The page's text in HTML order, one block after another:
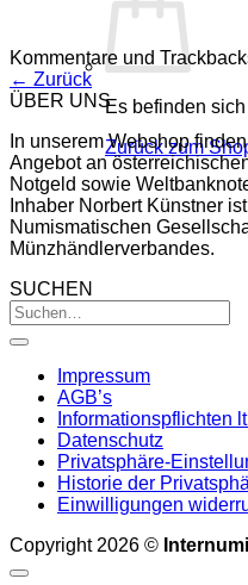
Es befinden
Zurück zum
Kommentare und
← Zurück
ÜBER UNS
In unserem Webshop
Angebot an
Notgeld sowie
Inhaber Norbert Künstner
Numismatischen
Münzhändlerverbandes.
SUCHEN
Impressum
AGB’s
Informationspflichten
Datenschutz
Privatsphäre-
Historie der
Einwilligungen
Copyright 2026 ©